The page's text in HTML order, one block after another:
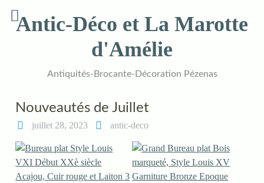
contentAntic-Déco et La Marotte
d'Amélie
Antiquités-Brocante-Décoration Pézenas
Nouveautés de Juillet
juillet 28, 2023 antic-deco